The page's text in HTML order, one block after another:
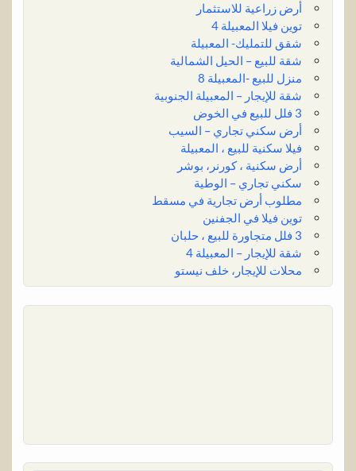
أرض زراعية للاستثمار
توين فيلا المعبيلة 4
شقق للتمليك- المعبيلة
شقة للبيع – الحيل الشمالية
منزل للبيع -المعبيلة 8
شقة للإيجار – المعبيلة الجنوبية
3 فلل للبيع في الخوض
أرض سكني تجاري – السيب
فيلا سكنية للبيع ، المعبيلة
أرض سكنية ، كورنر، بوشر
سكني تجاري – الوطية
مطلوب أرض تجارية في مسقط
توين فيلا في الجفنين
3 فلل متجاورة للبيع ، حلبان
شقة للإيجار – المعبيلة 4
محلات للإيجار، خلف نيستو